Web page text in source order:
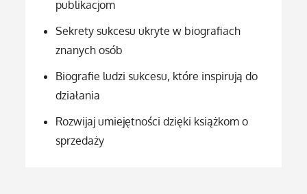
publikacjom
Sekrety sukcesu ukryte w biografiach
znanych osób
Biografie ludzi sukcesu, które inspirują do
działania
Rozwijaj umiejętności dzięki książkom o
sprzedaży